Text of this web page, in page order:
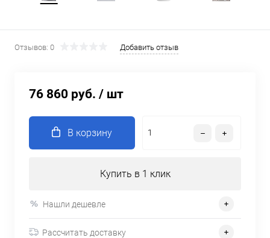
Отзывов: 0 Добавить отзыв
76 860 руб. / шт
В корзину
Купить в 1 клик
Нашли дешевле
Рассчитать доставку